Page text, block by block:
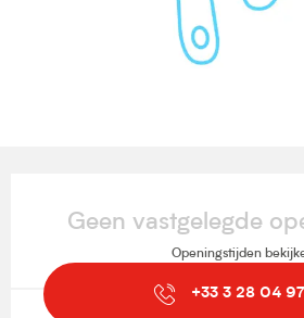
Geen vastgelegde
Openingstijden
+33 3 28 04 97